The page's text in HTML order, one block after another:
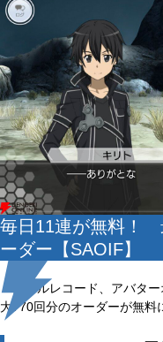
毎日11連が無料！
ーダー【SAOIF】
スキルレコード、アバター
大770回分のオーダーが無料